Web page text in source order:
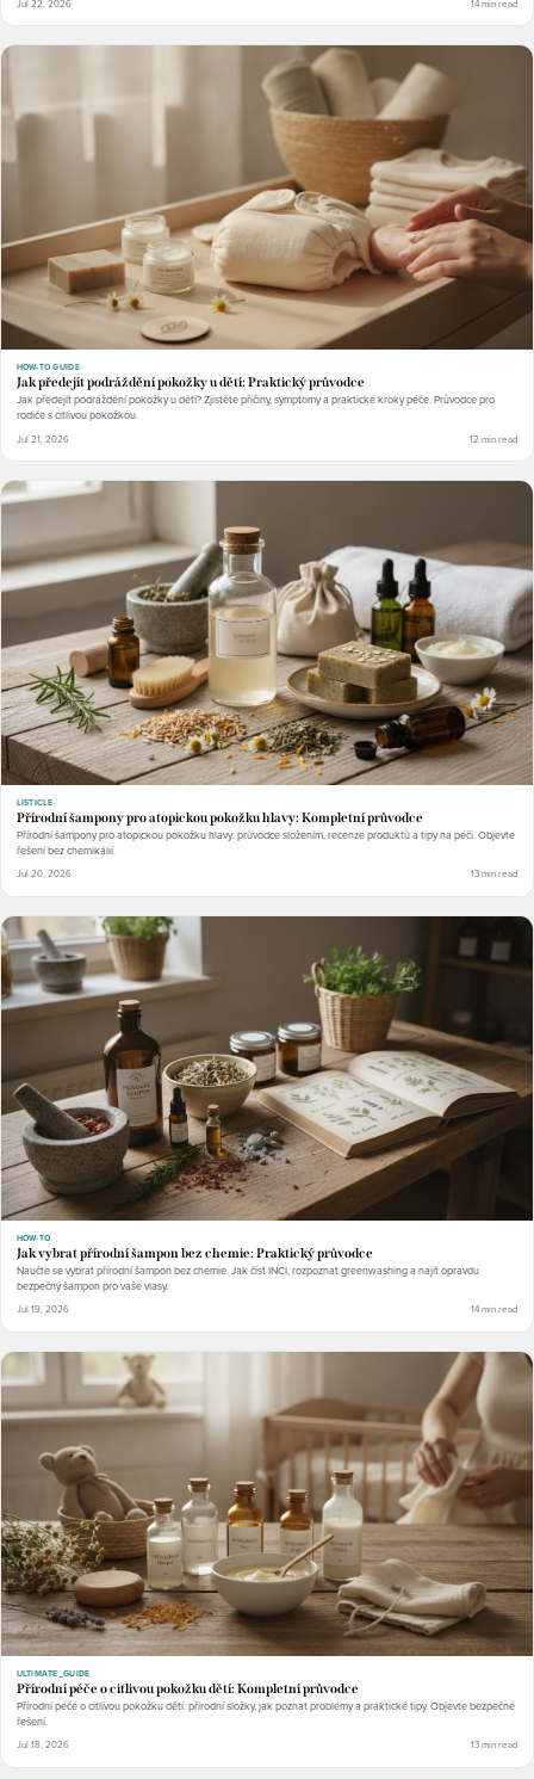
Jul 22, 2026 14 min read
HOW-TO GUIDE
Jak předejít podráždění pokožky u dětí: Praktický průvodce
Jak předejít podráždění pokožky u dětí? Zjistěte příčiny, symptomy a praktické kroky péče. Průvodce pro
rodiče s citlivou pokožkou.
Jul 21, 2026 12 min read
LISTICLE
Přírodní šampony pro atopickou pokožku hlavy: Kompletní průvodce
Přírodní šampony pro atopickou pokožku hlavy: průvodce složením, recenze produktů a tipy na péči. Objevte
řešení bez chemikálií.
Jul 20, 2026 13 min read
HOW-TO
Jak vybrat přírodní šampon bez chemie: Praktický průvodce
Naučte se vybrat přírodní šampon bez chemie. Jak číst INCI, rozpoznat greenwashing a najít opravdu
bezpečný šampon pro vaše vlasy.
Jul 19, 2026 14 min read
ULTIMATE_GUIDE
Přírodní péče o citlivou pokožku dětí: Kompletní průvodce
Přírodní péče o citlivou pokožku dětí: přírodní složky, jak poznat problémy a praktické tipy. Objevte bezpečné
řešení.
Jul 18, 2026 13 min read